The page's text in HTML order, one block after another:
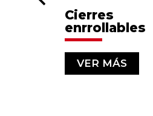
Cierres
enrrollables
VER MÁS